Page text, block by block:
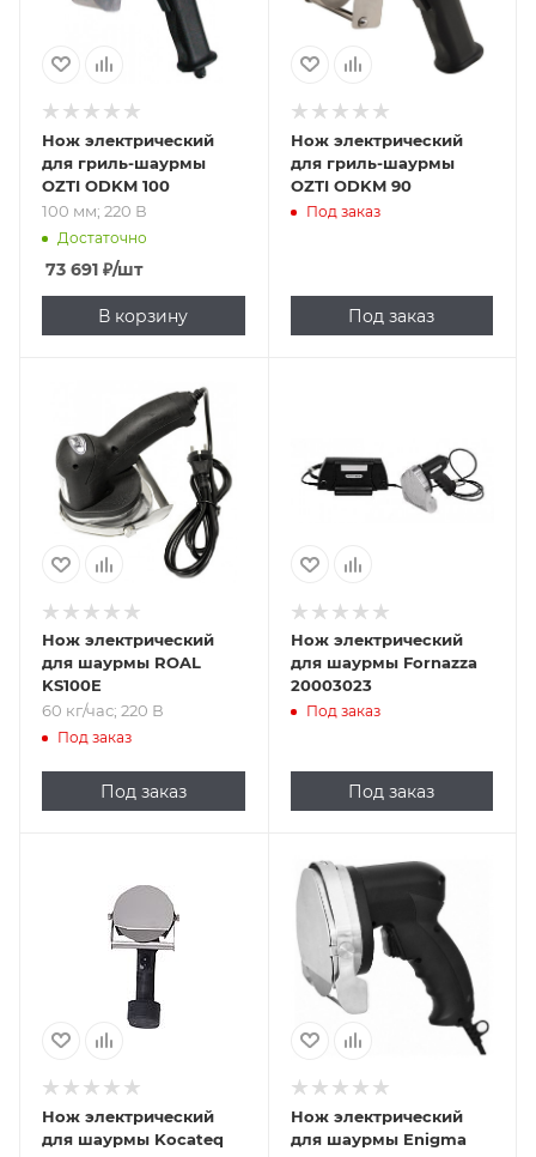
Нож электрический
для гриль-шаурмы
OZTI ODKM 100
100 мм; 220 В
Достаточно
73 691 ₽/шт
В корзину
Нож электрический
для гриль-шаурмы
OZTI ODKM 90
Под заказ
Под заказ
Подпись к товару
60 кг/час; 220 В
Нож электрический
для шаурмы ROAL
KS100E
60 кг/час; 220 В
Под заказ
Под заказ
Нож электрический
для шаурмы Fornazza
20003023
Под заказ
Под заказ
Нож электрический
для шаурмы Kocateq
Нож электрический
для шаурмы Enigma